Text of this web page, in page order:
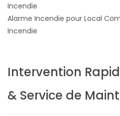
Alarme Incendie pour Local
Incendie
Intervention
& Service de